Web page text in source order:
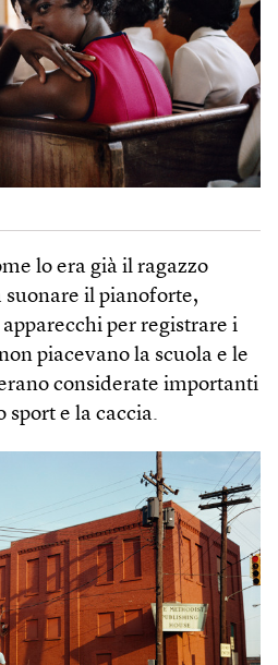
lo era già il ragazzo
il pianoforte,
per registrare i
piacevano la scuola e le
considerate importanti
sport e la caccia.